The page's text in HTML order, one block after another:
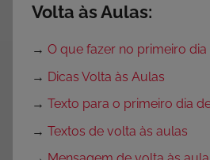
Volta às Aulas:
→ O que fazer no primeiro dia
→ Dicas Volta às Aulas
→ Texto para o primeiro dia
→ Textos de volta às aulas